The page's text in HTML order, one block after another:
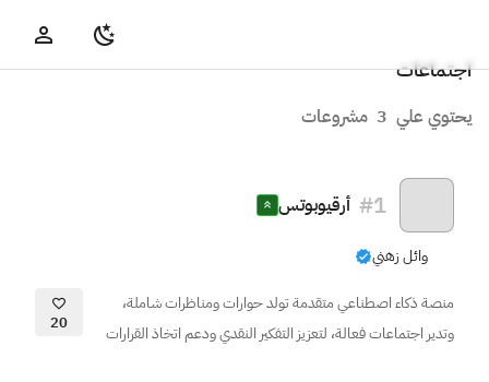
اجتماعات
يحتوي علي 3 مشروعات
#1 أرقيوبوتس
وائل زهني
منصة ذكاء اصطناعي متقدمة تولد حوارات ومناظرات شاملة،
وتدير اجتماعات فعالة، لتعزيز التفكير النقدي ودعم اتخاذ القرارات
20